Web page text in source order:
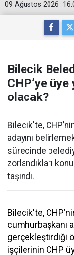
09 Ağustos 2026
Bilecik
CHP’ye üye
olacak?
Bilecik'te,
adayını
sürecinde
zorlandıkları
taşındı.
Bilecik'te,
cumhurbaşkanı
gerçekleştirdiği
işçilerinin CHP